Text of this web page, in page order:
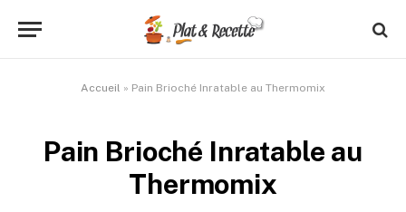
Accueil » Pain Brioché Inratable au Thermomix
Pain Brioché Inratable au
Thermomix